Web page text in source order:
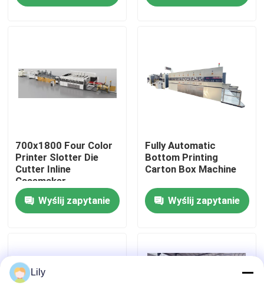
Wycieczka po fabryce
Skontaktuj się z nami
Aktualności
maszyna do drukowania kartonów
700x1800 Four Color
Printer Slotter Die
Cutter Inline
Casemaker
Wyślij zapytanie
Fully Automatic
Bottom Printing
Carton Box Machine
Wyślij zapytanie
Lily